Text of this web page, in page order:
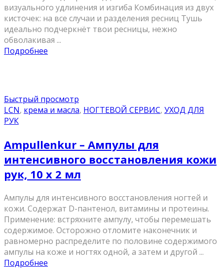
визуального удлинения и изгиба Комбинация из двух
кисточек: на все случаи и разделения ресниц Тушь
идеально подчеркнёт твои ресницы, нежно
обволакивая ...
Подробнее
Быстрый просмотр
LCN, крема и масла, НОГТЕВОЙ СЕРВИС, УХОД ДЛЯ
РУК
Ampullenkur – Ампулы для
интенсивного восстановления кожи
рук, 10 x 2 мл
Ампулы для интенсивного восстановления ногтей и
кожи. Содержат D-пантенол, витамины и протеины.
Применение: встряхните ампулу, чтобы перемешать
содержимое. Осторожно отломите наконечник и
равномерно распределите по половине содержимого
ампулы на коже и ногтях одной, а затем и другой ...
Подробнее